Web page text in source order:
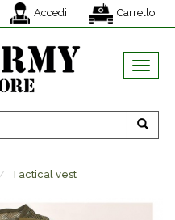
Accedi Carrello
MENU
Tactical vest